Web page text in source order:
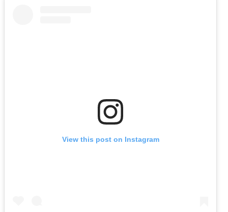
View this post on Instagram